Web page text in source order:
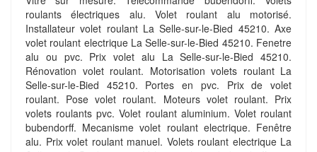
roulants électriques alu. Volet roulant alu motorisé.
Installateur volet roulant La Selle-sur-le-Bied 45210. Axe
volet roulant electrique La Selle-sur-le-Bied 45210. Fenetre
alu ou pvc. Prix volet alu La Selle-sur-le-Bied 45210.
Rénovation volet roulant. Motorisation volets roulant La
Selle-sur-le-Bied 45210. Portes en pvc. Prix de volet
roulant. Pose volet roulant. Moteurs volet roulant. Prix
volets roulants pvc. Volet roulant aluminium. Volet roulant
bubendorff. Mecanisme volet roulant electrique. Fenêtre
alu. Prix volet roulant manuel. Volets roulant electrique La